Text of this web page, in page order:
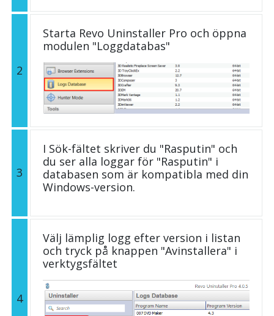
2
Starta Revo Uninstaller Pro och öppna
modulen "Loggdatabas"
3
I Sök-fältet skriver du "Rasputin" och
du ser alla loggar för "Rasputin" i
databasen som är kompatibla med din
Windows-version.
4
Välj lämplig logg efter version i listan
och tryck på knappen "Avinstallera" i
verktygsfältet